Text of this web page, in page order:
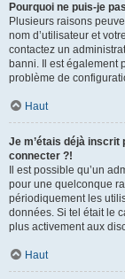
Pourquoi ne puis-je
Plusieurs raisons
nom d’utilisateur et
contactez un
banni. Il est également
problème de
Haut
Je m’étais déjà inscrit
connecter ?!
Il est possible qu’un
pour une quelconque
périodiquement les
données. Si tel était le
plus activement aux
Haut